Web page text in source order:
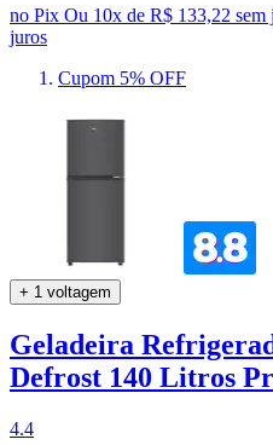
no Pix Ou 10x de R$ 133,22 sem
juros
Cupom 5% OFF
+ 1 voltagem
Geladeira
Defrost 140 Litros
4.4